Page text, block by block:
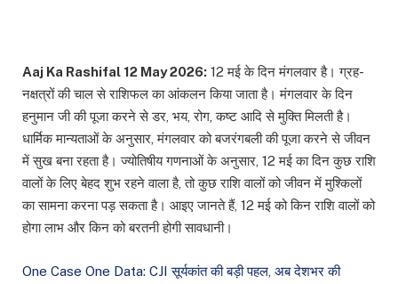
Aaj Ka Rashifal 12 May 2026: 12 मई के दिन मंगलवार है। ग्रह-
नक्षत्रों की चाल से राशिफल का आंकलन किया जाता है। मंगलवार के दिन
हनुमान जी की पूजा करने से डर, भय, रोग, कष्ट आदि से मुक्ति मिलती है।
धार्मिक मान्यताओं के अनुसार, मंगलवार को बजरंगबली की पूजा करने से जीवन
में सुख बना रहता है। ज्योतिषीय गणनाओं के अनुसार, 12 मई का दिन कुछ राशि
वालों के लिए बेहद शुभ रहने वाला है, तो कुछ राशि वालों को जीवन में मुश्किलों
का सामना करना पड़ सकता है। आइए जानते हैं, 12 मई को किन राशि वालों को
होगा लाभ और किन को बरतनी होगी सावधानी।
One Case One Data: CJI सूर्यकांत की बड़ी पहल, अब देशभर की